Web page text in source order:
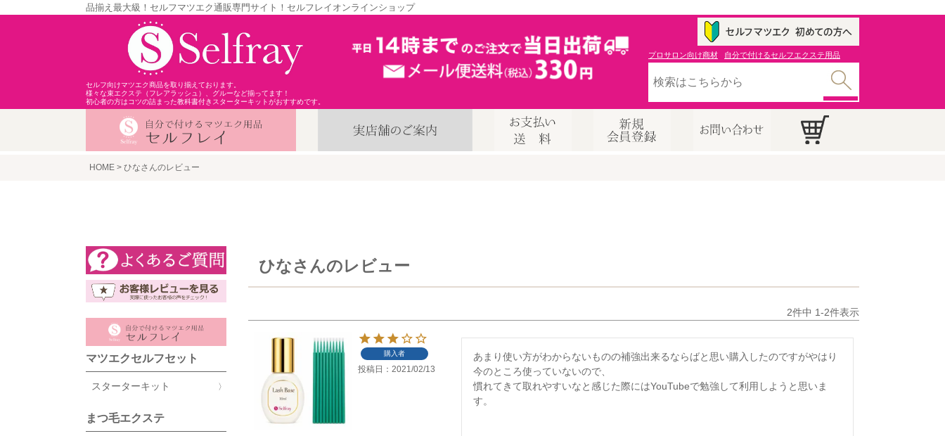
品揃え最大級！セルフマツエク通販専門サイト！セルフレイオンラインショップ
セルフ向けマツエク商品を取り揃えております。
様々な束エクステ（フレアラッシュ）、グルーなど揃ってます！
初心者の方はコツの詰まった教科書付きスターターキットがおすすめです。
プロサロン向け商材 自分で付けるセルフエクステ用品
HOME ひなさんのレビュー
マツエクセルフセット
スターターキット
まつ毛エクステ
ひなさんのレビュー
2件中 1-2件表示
購入者
投稿日 2021/02/13
あまり使い方がわからないものの補強出来るならばと思い購入したのですがやはり
今のところ使っていないので、
慣れてきて取れやすいなと感じた際にはYouTubeで勉強して利用しようと思いま
す。